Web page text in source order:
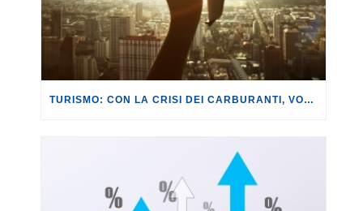
TURISMO: CON LA CRISI DEI CARBURANTI, VOLI A RISCHIO CANCELLAZIONE O RINCARO.